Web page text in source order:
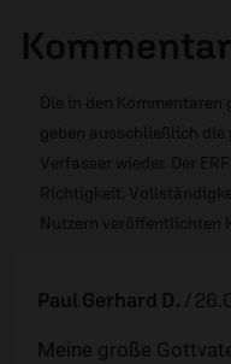
Die in den
geben ausschließlich
Verfasser wieder. Der
Richtigkeit,
Nutzern veröffentlichten
Paul Gerhard D. /
Meine große